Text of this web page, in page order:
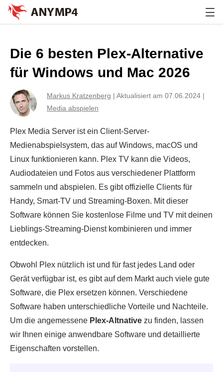
Die 6 besten Plex-Alternative
für Windows und Mac 2026
Markus Kratzenberg | Aktualisiert am 07.06.2024 |
Media abspielen
Plex Media Server ist ein Client-Server-
Medienabspielsystem, das auf Windows, macOS und
Linux funktionieren kann. Plex TV kann die Videos,
Audiodateien und Fotos aus verschiedener Plattform
sammeln und abspielen. Es gibt offizielle Clients für
Handy, Smart-TV und Streaming-Boxen. Mit dieser
Software können Sie kostenlose Filme und TV mit deinen
Lieblings-Streaming-Dienst kombinieren und immer
entdecken.
Obwohl Plex nützlich ist und für fast jedes Land oder
Gerät verfügbar ist, es gibt auf dem Markt auch viele gute
Software, die Plex ersetzen können. Verschiedene
Software haben unterschiedliche Vorteile und Nachteile.
Um die angemessene Plex-Altnative zu finden, lassen
wir Ihnen einige anwendbare Software und detaillierte
Eigenschaften vorstellen.